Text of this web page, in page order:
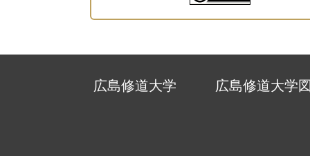
広島修道大学 広島修道大学